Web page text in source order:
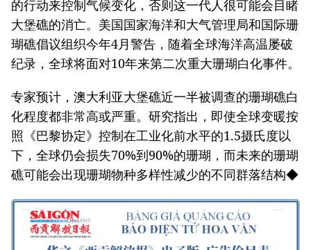
的行动来控制气候变化，否则这一代人很可能会目睹
大堡礁的消亡。美国国家海洋和大气管理局和国际珊
瑚礁倡议组织今年4月警告，随着全球海洋高温屡破
纪录，全球将面对10年来第二次重大珊瑚白化事件。
专家预计，澳大利亚大堡礁近一半被调查的珊瑚礁白
化程度都非常高或严重。研究指出，即使全球变暖按
照《巴黎协定》控制在工业化前水平的1.5摄氏度以
下，全球仍会损失70%到90%的珊瑚，而未来的珊瑚
礁可能会出现珊瑚物种多样性减少的不同群落结构◆